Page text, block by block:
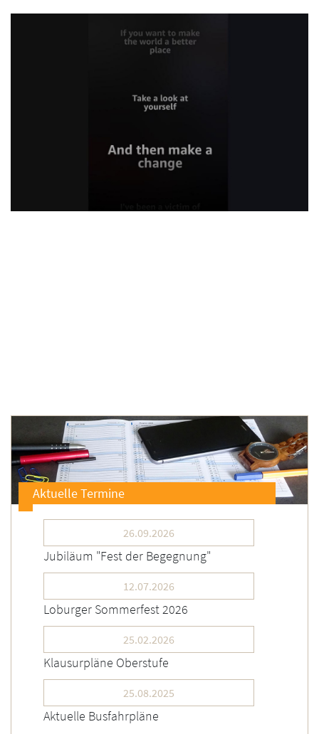
Aktuelle Termine
26.09.2026
Jubiläum "Fest der Begegnung"
12.07.2026
Loburger Sommerfest 2026
25.02.2026
Klausurpläne Oberstufe
25.08.2025
Aktuelle Busfahrpläne